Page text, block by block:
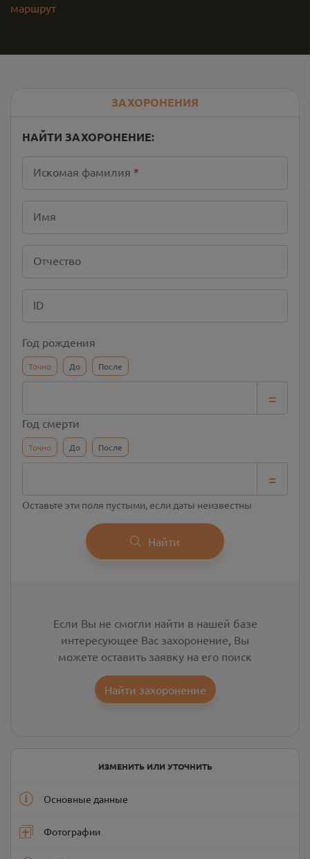
маршрут
ЗАХОРОНЕНИЯ
НАЙТИ ЗАХОРОНЕНИЕ:
Искомая фамилия *
Имя
Отчество
ID
Год рождения
Точно До После
=
Год смерти
Точно До После
=
Оставьте эти поля пустыми, если даты неизвестны
Найти
Если Вы не смогли найти в нашей базе
интересующее Вас захоронение, Вы
можете оставить заявку на его поиск
Найти захоронение
ИЗМЕНИТЬ ИЛИ УТОЧНИТЬ
Основные данные
Фотографии